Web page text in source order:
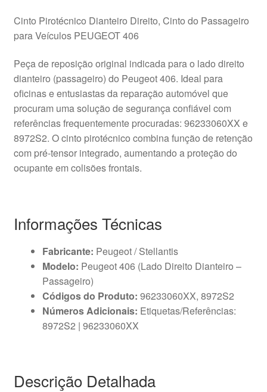
Cinto Pirotécnico Dianteiro Direito, Cinto do Passageiro
para Veículos PEUGEOT 406
Peça de reposição original indicada para o lado direito
dianteiro (passageiro) do Peugeot 406. Ideal para
oficinas e entusiastas da reparação automóvel que
procuram uma solução de segurança confiável com
referências frequentemente procuradas: 96233060XX e
8972S2. O cinto pirotécnico combina função de retenção
com pré-tensor integrado, aumentando a proteção do
ocupante em colisões frontais.
Informações Técnicas
Fabricante: Peugeot / Stellantis
Modelo: Peugeot 406 (Lado Direito Dianteiro –
Passageiro)
Códigos do Produto: 96233060XX, 8972S2
Números Adicionais: Etiquetas/Referências:
8972S2 | 96233060XX
Descrição Detalhada